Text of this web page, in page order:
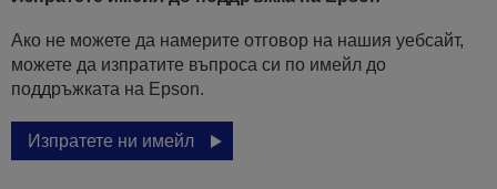
Ако не можете да намерите отговор на нашия уебсайт,
можете да изпратите въпроса си по имейл до
поддръжката на Epson.
Изпратете ни имейл